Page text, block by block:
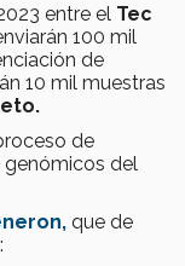
entre el Tec
100 mil
de
10 mil muestras
de
del
que de